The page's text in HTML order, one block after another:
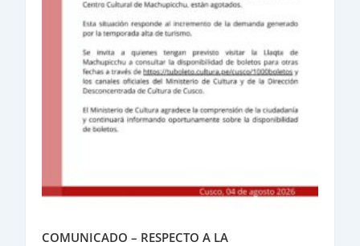
COMUNICADO – RESPECTO A LA